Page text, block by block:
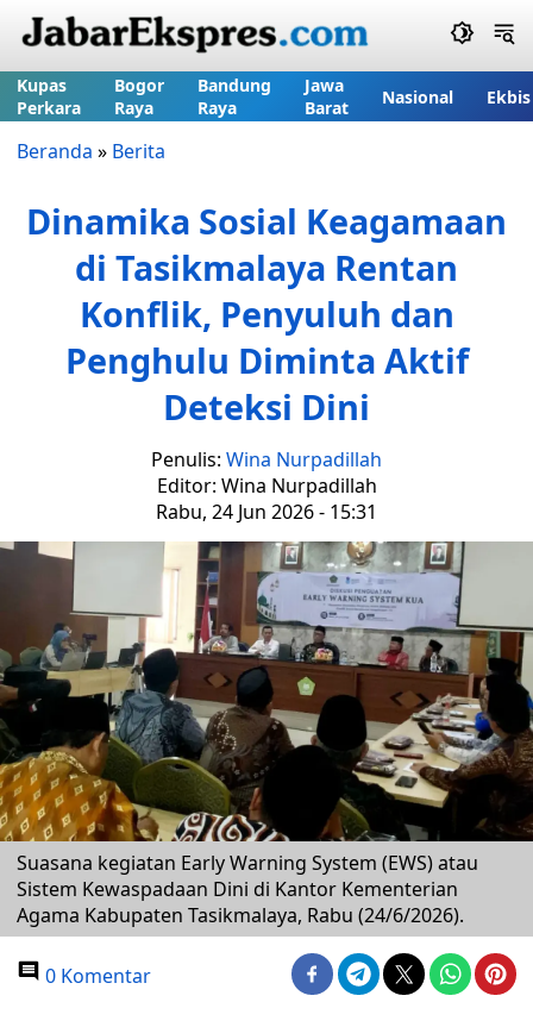
Kupas
Perkara
Bogor
Raya
Bandung
Raya
Jawa
Barat
Nasional Ekbis
Beranda » Berita
Dinamika Sosial Keagamaan
di Tasikmalaya Rentan
Konflik, Penyuluh dan
Penghulu Diminta Aktif
Deteksi Dini
Penulis: Wina Nurpadillah
Editor: Wina Nurpadillah
Rabu, 24 Jun 2026 - 15:31
Suasana kegiatan Early Warning System (EWS) atau
Sistem Kewaspadaan Dini di Kantor Kementerian
Agama Kabupaten Tasikmalaya, Rabu (24/6/2026).
0 Komentar